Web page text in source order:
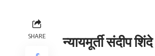
SHARE न्यायमूर्ती संदीप